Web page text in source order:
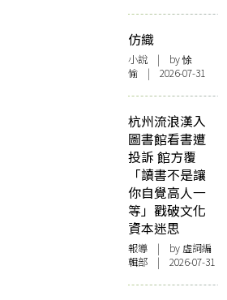
仿織
小說 | by 悇
愉 | 2026-07-31
杭州流浪漢入
圖書館看書遭
投訴 館方覆
「讀書不是讓
你自覺高人一
等」戳破文化
資本迷思
報導 | by 虛詞編
輯部 | 2026-07-31